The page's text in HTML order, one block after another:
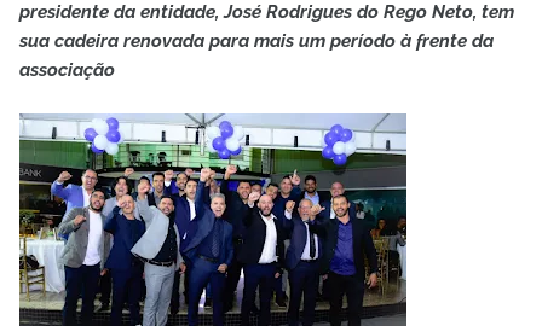
presidente da entidade, José Rodrigues do Rego Neto, tem
sua cadeira renovada para mais um período à frente da
associação